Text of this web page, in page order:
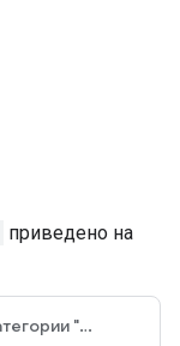
приведено на
Страница категории "всё в одном"